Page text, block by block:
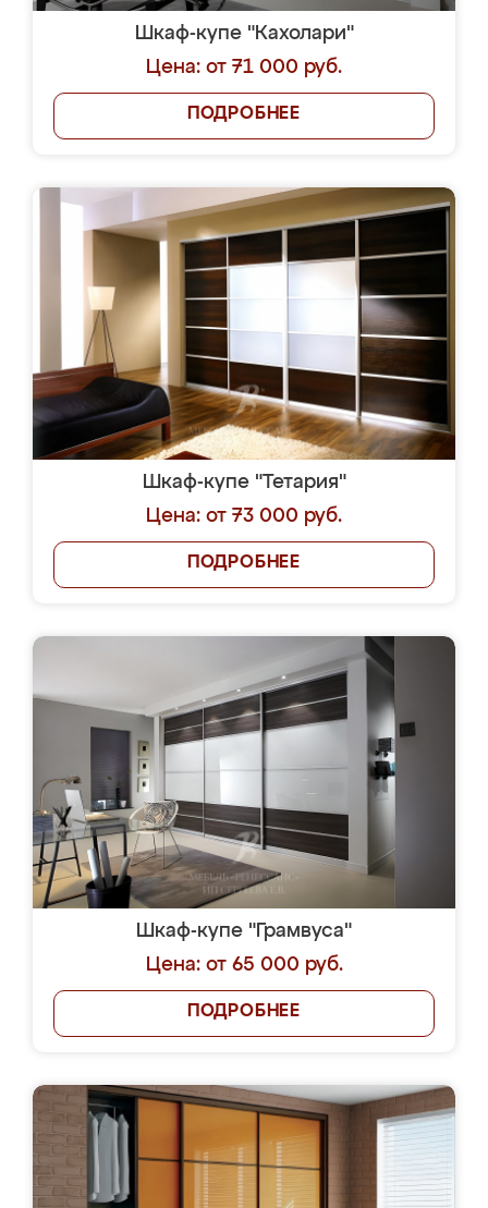
Шкаф-купе "Кахолари"
Цена: от 71 000 руб.
ПОДРОБНЕЕ
Шкаф-купе "Тетария"
Цена: от 73 000 руб.
ПОДРОБНЕЕ
Шкаф-купе "Грамвуса"
Цена: от 65 000 руб.
ПОДРОБНЕЕ